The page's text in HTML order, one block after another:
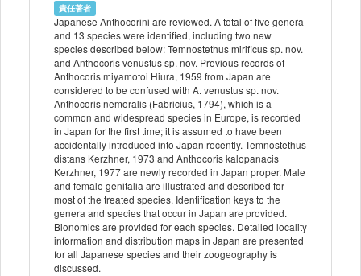
責任著者
Japanese Anthocorini are reviewed. A total of five genera
and 13 species were identified, including two new
species described below: Temnostethus mirificus sp. nov.
and Anthocoris venustus sp. nov. Previous records of
Anthocoris miyamotoi Hiura, 1959 from Japan are
considered to be confused with A. venustus sp. nov.
Anthocoris nemoralis (Fabricius, 1794), which is a
common and widespread species in Europe, is recorded
in Japan for the first time; it is assumed to have been
accidentally introduced into Japan recently. Temnostethus
distans Kerzhner, 1973 and Anthocoris kalopanacis
Kerzhner, 1977 are newly recorded in Japan proper. Male
and female genitalia are illustrated and described for
most of the treated species. Identification keys to the
genera and species that occur in Japan are provided.
Bionomics are provided for each species. Detailed locality
information and distribution maps in Japan are presented
for all Japanese species and their zoogeography is
discussed.